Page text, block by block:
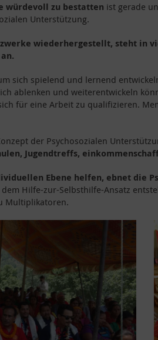
würdevoll zu bestatten ist gerade
Unterstützung.
wiederhergestellt, steht in
sich spielend und lernend
ablenken und weiterentwickeln
für eine Arbeit zu qualifizieren.
der Psychosozialen
Jugendtreffs,
Ebene helfen, ebnet die
Hilfe-zur-Selbsthilfe-Ansatz
Multiplikatoren.